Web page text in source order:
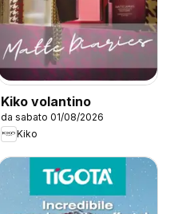
Kiko volantino
da sabato 01/08/2026
Kiko